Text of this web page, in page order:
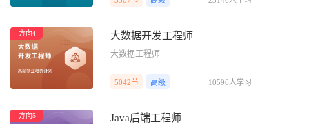
方向4 大数据开发工程师
大数据工程师
5042节 高级 10596人学习
方向5 Java后端工程师